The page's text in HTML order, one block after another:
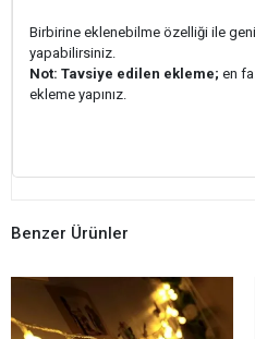
Birbirine eklenebilme özelliği ile
yapabilirsiniz.
Not: Tavsiye edilen ekleme; en
ekleme yapınız.
Benzer Ürünler